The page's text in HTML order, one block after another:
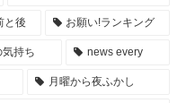
と後 お願い!ランキング
気持ち news every
月曜から夜ふかし